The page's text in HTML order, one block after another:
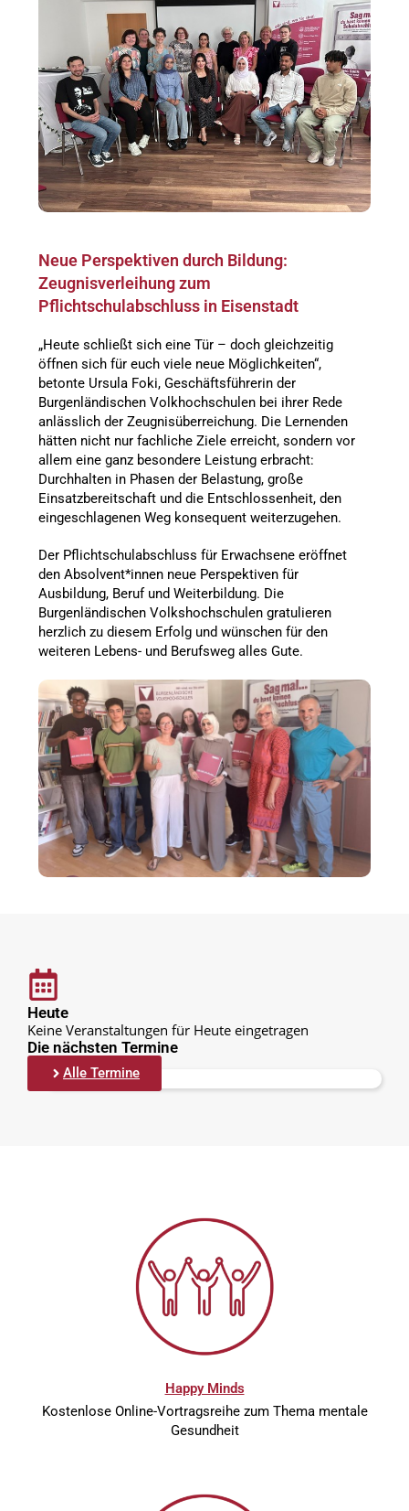
Neue Perspektiven durch Bildung:
Zeugnisverleihung zum
Pflichtschulabschluss in Eisenstadt
„Heute schließt sich eine Tür – doch gleichzeitig
öffnen sich für euch viele neue Möglichkeiten“,
betonte Ursula Foki, Geschäftsführerin der
Burgenländischen Volkhochschulen bei ihrer Rede
anlässlich der Zeugnisüberreichung. Die Lernenden
hätten nicht nur fachliche Ziele erreicht, sondern vor
allem eine ganz besondere Leistung erbracht:
Durchhalten in Phasen der Belastung, große
Einsatzbereitschaft und die Entschlossenheit, den
eingeschlagenen Weg konsequent weiterzugehen.
Der Pflichtschulabschluss für Erwachsene eröffnet
den Absolvent*innen neue Perspektiven für
Ausbildung, Beruf und Weiterbildung. Die
Burgenländischen Volkshochschulen gratulieren
herzlich zu diesem Erfolg und wünschen für den
weiteren Lebens- und Berufsweg alles Gute.
Heute
Keine Veranstaltungen für Heute eingetragen
Die nächsten Termine
Keine Einträge
Alle Termine
Happy Minds
Kostenlose Online-Vortragsreihe zum Thema mentale
Gesundheit